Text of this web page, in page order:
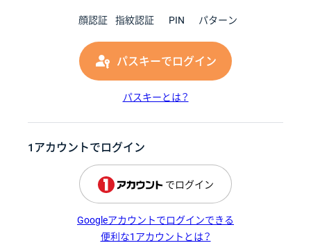
顔認証 指紋認証 PIN パターン
パスキーでログイン
パスキーとは？
1アカウントでログイン
でログイン
Googleアカウントでログインできる
便利な1アカウントとは？